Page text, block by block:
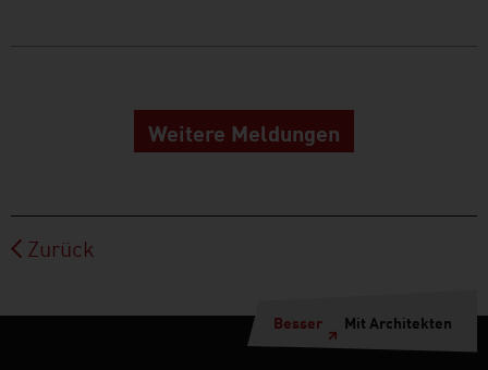
Weitere Meldungen
Zurück
Besser Mit Architekten